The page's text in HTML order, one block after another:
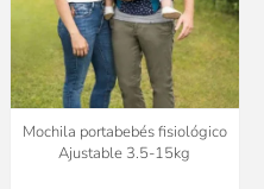
Mochila portabebés fisiológico
Ajustable 3.5-15kg